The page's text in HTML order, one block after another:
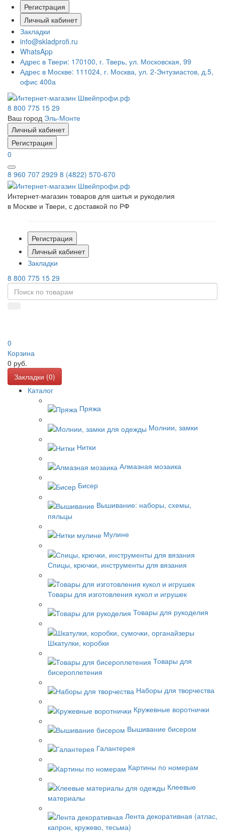
Регистрация
Личный кабинет
Закладки
info@skladprofi.ru
WhatsApp
Адрес в Твери: 170100, г. Тверь, ул. Московская, 99
Адрес в Москве: 111024, г. Москва, ул. 2-Энтузиастов, д.5,
офис 400а
8 800 775 15 29
Ваш город Эль-Монте
Личный кабинет
Регистрация
0
8 960 707 2929 8 (4822) 570-670
Интернет-магазин товаров для шитья и рукоделия
в Москве и Твери, с доставкой по РФ
Регистрация
Личный кабинет
Закладки
8 800 775 15 29
0
Корзина
0 руб.
Закладки (0)
Каталог
Пряжа
Молнии, замки
Нитки
Алмазная мозаика
Бисер
Вышивание: наборы, схемы,
пяльцы
Мулине
Спицы, крючки, инструменты для вязания
Товары для изготовления кукол и игрушек
Товары для рукоделия
Шкатулки, коробки
Товары для
бисероплетения
Наборы для творчества
Кружевные воротнички
Вышивание бисером
Галантерея
Картины по номерам
Клеевые
материалы
Лента декоративная (атлас,
капрон, кружево, тесьма)